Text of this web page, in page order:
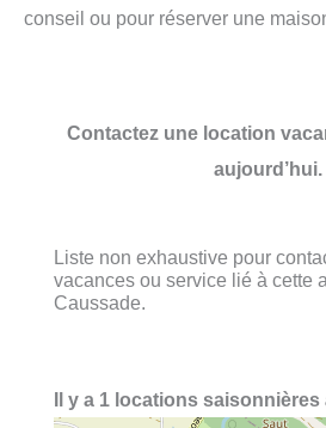
conseil ou pour réserver une
Contactez une location
aujourd’hui.
Liste non exhaustive pour
vacances ou service lié à cette
Caussade.
Il y a 1 locations saisonnières